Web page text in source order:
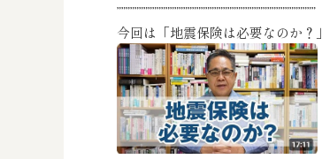
”””””””””””””””””””””””””””””””””””””””””””””
今回は「地震保険は必要なのか？」